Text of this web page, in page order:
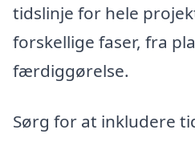
tidslinje for hele
forskellige faser, fra
færdiggørelse.
Sørg for at inkludere